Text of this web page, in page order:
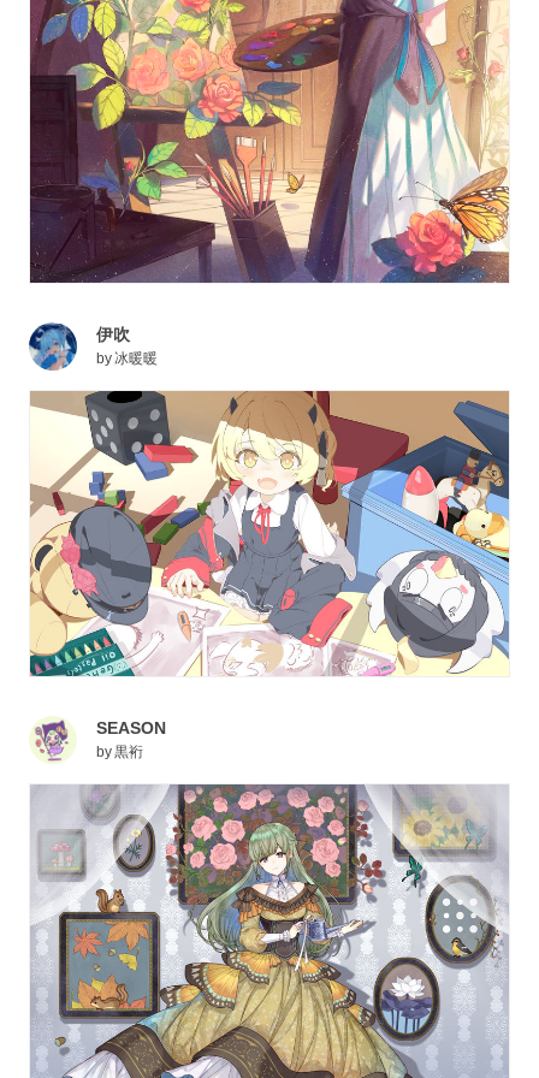
伊吹
by 冰暖暖
SEASON
by黒裄